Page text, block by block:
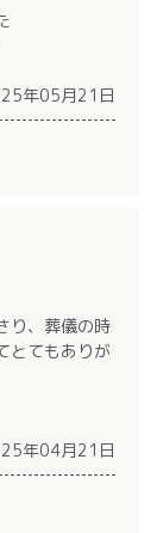
年05月21日
り、葬儀の時
とてもありが
年04月21日